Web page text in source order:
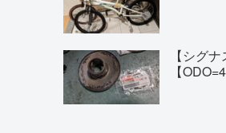
【シグ
【